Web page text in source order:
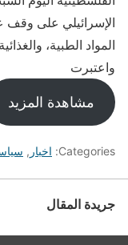
الإسرائيلي على وقف
المواد الطبية،
واعتبرت
مشاهدة المزيد
Categories: اخبار ,
جريدة المقال